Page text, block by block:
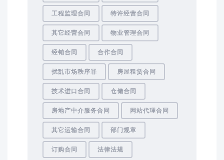
工程监理合同 特许经营合同
其它经营合同 物业管理合同
经销合同 合作合同
扰乱市场秩序罪 房屋租赁合同
技术进口合同 仓储合同
房地产中介服务合同 网站代理合同
其它运输合同 部门规章
订购合同 法律法规